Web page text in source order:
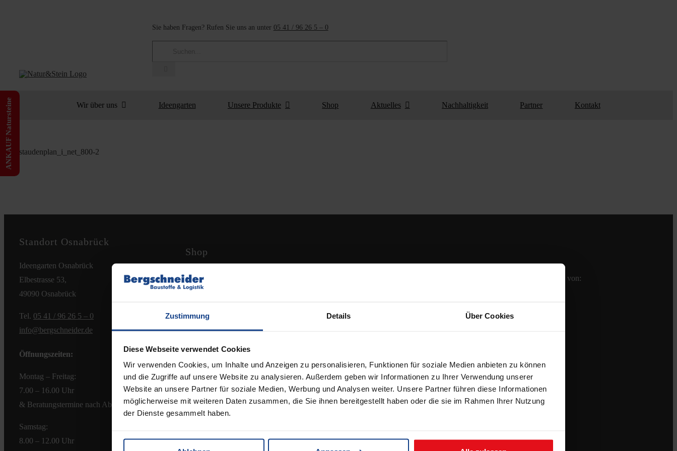
Zustimmung Details Über Cookies
Diese Webseite verwendet Cookies
Wir verwenden Cookies, um Inhalte und Anzeigen zu personalisieren, Funktionen für soziale Medien anbieten zu können
und die Zugriffe auf unsere Website zu analysieren. Außerdem geben wir Informationen zu Ihrer Verwendung unserer
Website an unsere Partner für soziale Medien, Werbung und Analysen weiter. Unsere Partner führen diese Informationen
möglicherweise mit weiteren Daten zusammen, die Sie ihnen bereitgestellt haben oder die sie im Rahmen Ihrer Nutzung
der Dienste gesammelt haben.
Sie haben Fragen? Rufen Sie uns an unter 05 41 / 96 26 5 – 0
nach:
Wir über uns Ideengarten Unsere Produkte Shop Aktuelles Nachhaltigkeit Partner Kontakt
staudenplan_i_net_800-2
Standort Osnabrück
Ideengarten Osnabrück
Elbestrasse 53,
49090 Osnabrück
Tel. 05 41 / 96 26 5 – 0
info@bergschneider.de
Öffnungszeiten:
Montag – Freitag:
7.00 – 16.00 Uhr
& Beratungstermine nach Absprache
Samstag:
8.00 – 12.00 Uhr
Shop
Zahlungsmöglichkeiten
Versandkosten & Lieferbedingungen
AGB
Bei uns erhalten Sie Keramikplatten von:
ANKAUF Natursteine